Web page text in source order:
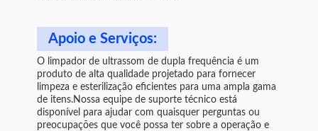
Apoio e Serviços:
O limpador de ultrassom de dupla frequência é um
produto de alta qualidade projetado para fornecer
limpeza e esterilização eficientes para uma ampla gama
de itens.Nossa equipe de suporte técnico está
disponível para ajudar com quaisquer perguntas ou
preocupações que você possa ter sobre a operação e